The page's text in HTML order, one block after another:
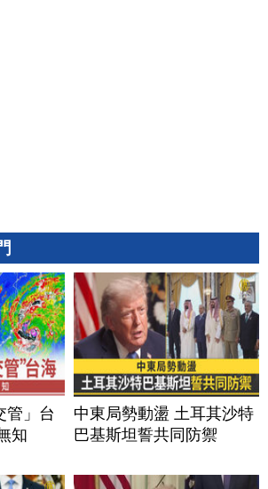
管」台
知
中東局勢動盪 土耳其沙特
巴基斯坦誓共同防禦